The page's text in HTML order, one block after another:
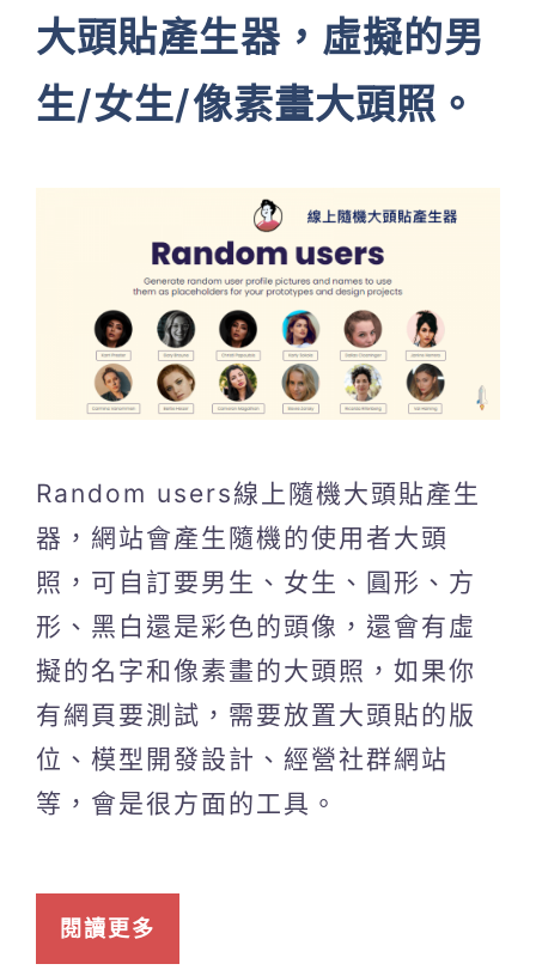
大頭貼產生器，虛擬的男
生/女生/像素畫大頭照。
Random users線上隨機大頭貼產生
器，網站會產生隨機的使用者大頭
照，可自訂要男生、女生、圓形、方
形、黑白還是彩色的頭像，還會有虛
擬的名字和像素畫的大頭照，如果你
有網頁要測試，需要放置大頭貼的版
位、模型開發設計、經營社群網站
等，會是很方面的工具。
閱讀更多